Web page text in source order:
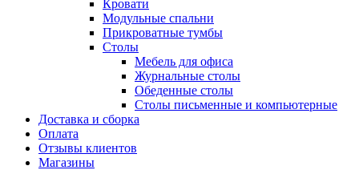
Кровати
Модульные спальни
Прикроватные тумбы
Столы
Мебель для офиса
Журнальные столы
Обеденные столы
Столы письменные и компьютерные
Доставка и сборка
Оплата
Отзывы клиентов
Магазины